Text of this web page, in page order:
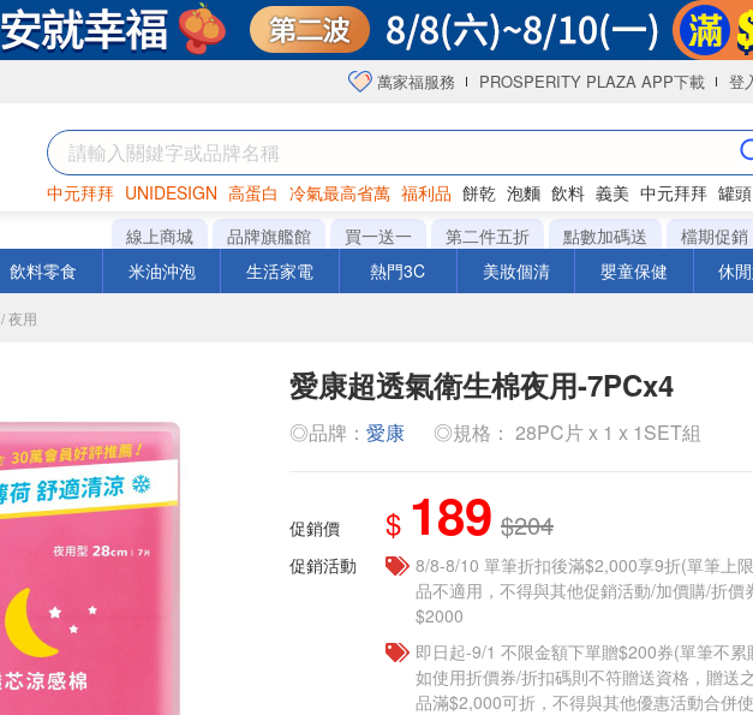
萬家福服務 PROSPERITY PLAZA APP下載 登
中元拜拜 UNIDESIGN 高蛋白 冷氣最高省萬 福利品 餅乾 泡麵 飲料 義美 中元拜拜 罐頭
巧克力 衛生紙 咖啡
線上商城 品牌旗艦館 買一送一 第二件五折 點數加碼送 檔期促銷
飲料零食 米油沖泡 生活家電 熱門3C 美妝個清 嬰童保健 休
/ 夜用
愛康超透氣衛生棉夜用-7PCx4
◎品牌： 愛康 ◎規格： 28PC片 x 1 x 1SET組
促銷價 $ 189 $204
促銷活動
8/8-8/10 單筆折扣後滿$2,000享9折(單筆上
品不適用，不得與其他促銷活動/加價購/折價
$2000
即日起-9/1 不限金額下單贈$200券(單筆不
如使用折價券/折扣碼則不符贈送資格，贈送
品滿$2,000可折，不得與其他優惠活動合併